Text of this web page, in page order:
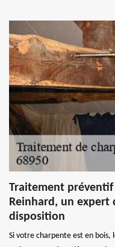
Traitement
Reinhard, un expert
disposition
Si votre charpente est en bois,